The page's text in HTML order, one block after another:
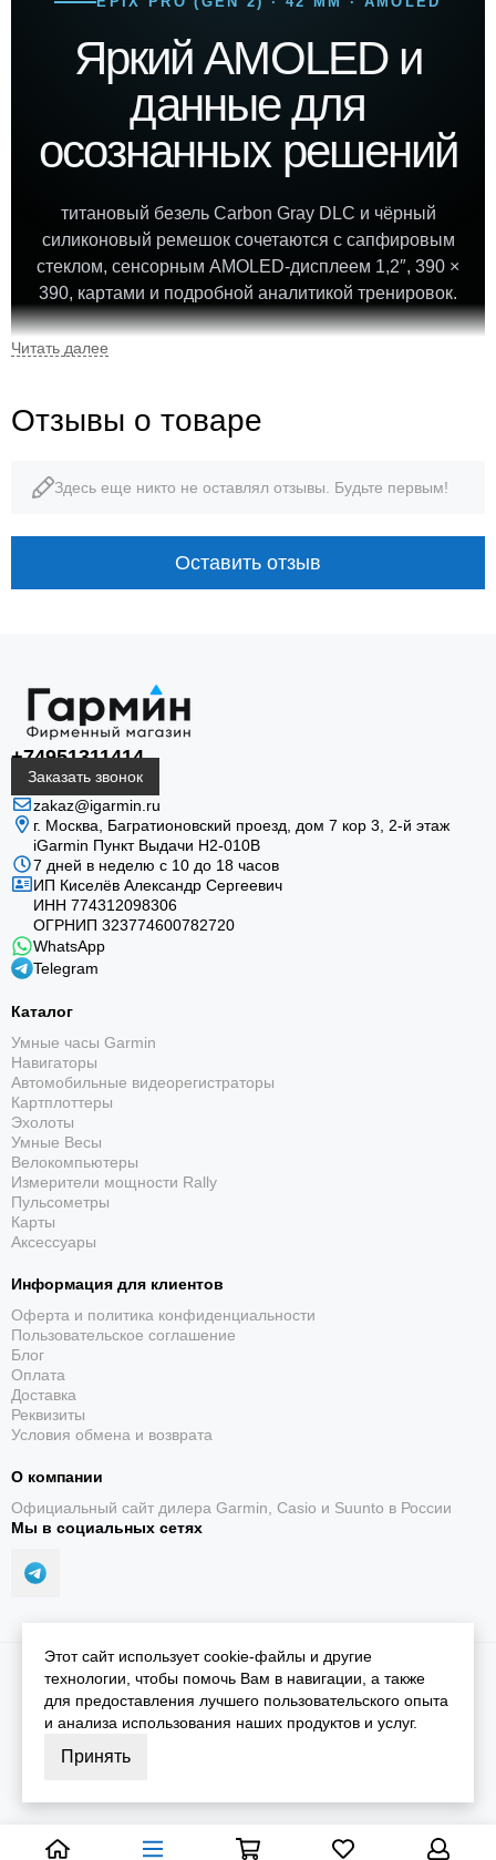
Яркий AMOLED и
данные для
осознанных решений
титановый безель Carbon Gray DLC и чёрный
силиконовый ремешок сочетаются с сапфировым
стеклом, сенсорным AMOLED-дисплеем 1,2″, 390 ×
390, картами и подробной аналитикой тренировок.
диаметр корпуса
10 ATM
водозащита
10 дней
режим смарт-часов
AMOLED · ТРЕНИРОВКИ · НАВИГАЦИЯ
epix Pro (Gen 2): карта,
форма и восстановление на
одном экране
Garmin epix Pro (Gen 2) Sapphire 42 мм Carbon Gray
DLC с чёрным ремешком помогают планировать
нагрузку, анализировать восстановление и
движении, а сенсорный экран ускоряет работу с
передаёт карты, графики и уведомления; доступен
режим Always-On.
До 10 дней
Встроенный LED-фонарик
Регулируемая яркость, красный свет и
Отзывы о товаре
Здесь еще никто не оставлял отзывы. Будьте первым!
Оставить отзыв
+74951311414
Заказать звонок
zakaz@igarmin.ru
г. Москва, Багратионовский проезд, дом 7 кор 3, 2-й этаж
iGarmin Пункт Выдачи Н2-010В
7 дней в неделю с 10 до 18 часов
ИП Киселёв Александр Сергеевич
ИНН 774312098306
ОГРНИП 323774600782720
WhatsApp
Telegram
Каталог
Умные часы Garmin
Навигаторы
Автомобильные видеорегистраторы
Картплоттеры
Эхолоты
Умные Весы
Велокомпьютеры
Измерители мощности Rally
Пульсометры
Карты
Аксессуары
Информация для клиентов
Оферта и политика конфиденциальности
Пользовательское соглашение
Блог
Оплата
Доставка
Реквизиты
Условия обмена и возврата
О компании
Официальный сайт дилера Garmin, Casio и Suunto в России
Мы в социальных сетях
2026 © iGarmin.Карта сайта
Этот сайт использует cookie-файлы и другие
технологии, чтобы помочь Вам в навигации, а также
для предоставления лучшего пользовательского опыта
и анализа использования наших продуктов и услуг.
Принять